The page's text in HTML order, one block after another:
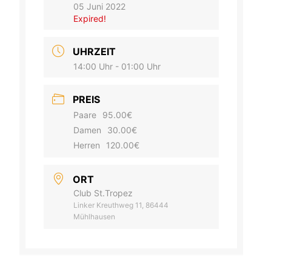
05 Juni 2022
Expired!
UHRZEIT
14:00 Uhr - 01:00 Uhr
PREIS
Paare
95.00€
Damen
30.00€
Herren
120.00€
ORT
Club St.Tropez
Linker Kreuthweg 11, 86444
Mühlhausen